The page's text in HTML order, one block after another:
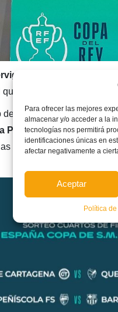
Para ofrecer las mejores
almacenar y/o acceder a la
tecnologías nos permitirá
identificaciones únicas en
afectar negativamente a
Aceptar
Política
Peñíscola
recibirá en partido
de emparejamientos serán
Palma Futsaly elJaén
pasarán a laFinal Four